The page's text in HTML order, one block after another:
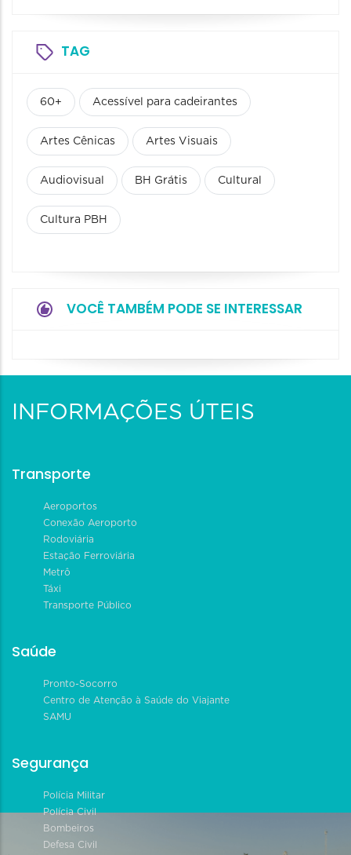
TAG
60+ Acessível para cadeirantes
Artes Cênicas Artes Visuais
Audiovisual BH Grátis Cultural
Cultura PBH
VOCÊ TAMBÉM PODE SE INTERESSAR
INFORMAÇÕES ÚTEIS
Transporte
Aeroportos
Conexão Aeroporto
Rodoviária
Estação Ferroviária
Metrô
Táxi
Transporte Público
Saúde
Pronto-Socorro
Centro de Atenção à Saúde do Viajante
SAMU
Segurança
Polícia Militar
Polícia Civil
Bombeiros
Defesa Civil